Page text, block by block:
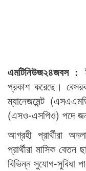
এমটিনিউজ২৪জবস :
প্রকাশ করেছে।
ম্যানেজমেন্ট
(এসও-এসপিও) পদে
আগ্রহী প্রার্থীরা
প্রার্থীরা মাসিক বেতন
বিভিন্ন সুযোগ-সুবিধা